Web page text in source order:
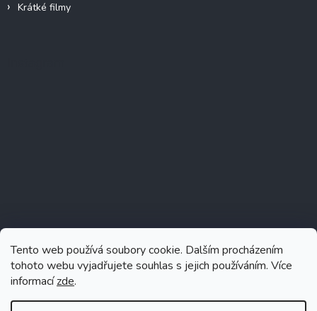
Tento web používá soubory cookie. Dalším procházením
tohoto webu vyjadřujete souhlas s jejich používáním. Více
informacízde.
Krátké filmy
Sledovat na Instagramu